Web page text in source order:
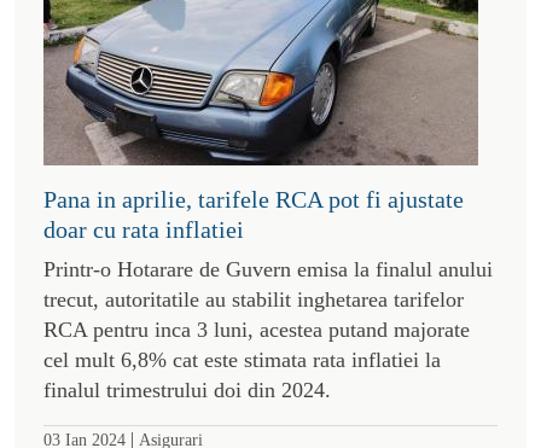
Pana in aprilie, tarifele RCA pot fi ajustate
doar cu rata inflatiei
Printr-o Hotarare de Guvern emisa la finalul anului
trecut, autoritatile au stabilit inghetarea tarifelor
RCA pentru inca 3 luni, acestea putand majorate
cel mult 6,8% cat este stimata rata inflatiei la
finalul trimestrului doi din 2024.
03 Ian 2024 | Asigurari